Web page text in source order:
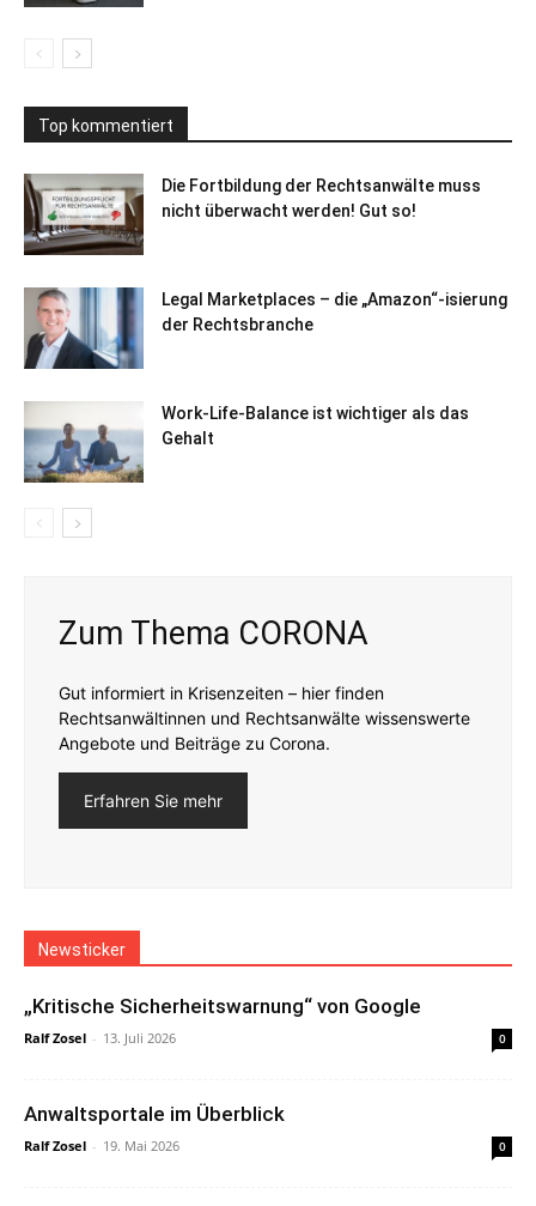
Top kommentiert
Die Fortbildung der Rechtsanwälte muss
nicht überwacht werden! Gut so!
Legal Marketplaces – die „Amazon“-isierung
der Rechtsbranche
Work-Life-Balance ist wichtiger als das
Gehalt
Zum Thema CORONA
Gut informiert in Krisenzeiten – hier finden
Rechtsanwältinnen und Rechtsanwälte wissenswerte
Angebote und Beiträge zu Corona.
Erfahren Sie mehr
Newsticker
„Kritische Sicherheitswarnung“ von Google
Ralf Zosel - 13. Juli 2026 0
Anwaltsportale im Überblick
Ralf Zosel - 19. Mai 2026 0